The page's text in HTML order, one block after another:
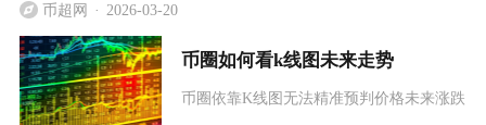
币超网 2026-03-20
币圈如何看k线图未来走势
币圈依靠K线图无法精准预判价格未来涨跌